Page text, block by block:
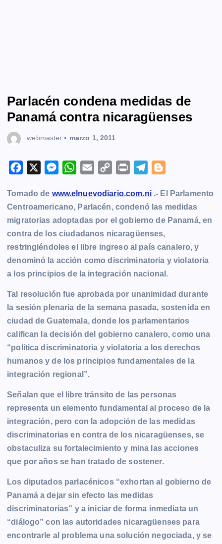
Parlacén condena medidas de
Panamá contra nicaragüenses
webmaster marzo 1, 2011
c
e
b
o
o
k
M
s
s
e
n
g
e
r
W
a
t
s
A
p
p
a
i
l
C
p
y
L
i
n
k
i
n
t
l
e
g
r
a
m
o
g
g
r
Tomado de www.elnuevodiario.com.ni.- El Parlamento
Centroamericano, Parlacén, condenó las medidas
migratorias adoptadas por el gobierno de Panamá, en
contra de los ciudadanos nicaragüenses,
restringiéndoles el libre ingreso al país canalero, y
denominó la acción como discriminatoria y violatoria
a los principios de la integración nacional.
Tal resolución fue aprobada por unanimidad durante
la sesión plenaria de la semana pasada, sostenida en
ciudad de Guatemala, donde los parlamentarios
califican la decisión del gobierno canalero, como una
“política discriminatoria y violatoria a los derechos
humanos y de los principios fundamentales de la
integración regional”.
Señalan que el libre tránsito de las personas
representa un elemento fundamental al proceso de la
integración, pero con la adopción de las medidas
discriminatorias en contra de los nicaragüenses, se
obstaculiza su fortalecimiento y mina las acciones
que por años se han tratado de sostener.
Los diputados parlacénicos “exhortan al gobierno de
Panamá a dejar sin efecto las medidas
discriminatorias” y a iniciar de forma inmediata un
“diálogo” con las autoridades nicaragüenses para
encontrarle al problema una solución negociada, y se